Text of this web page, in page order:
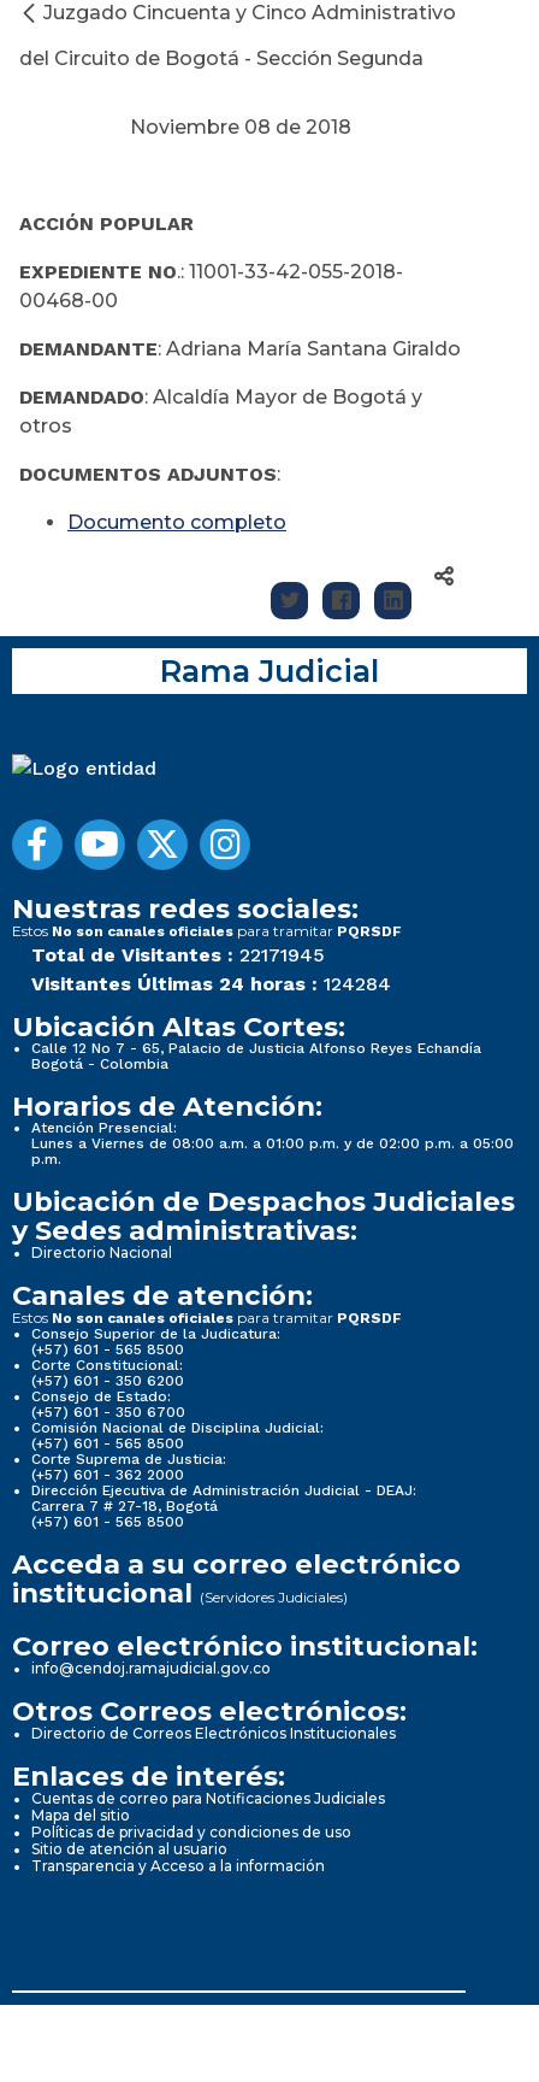
Juzgado Cincuenta y Cinco Administrativo
del Circuito de Bogotá - Sección Segunda
Noviembre 08 de 2018
ACCIÓN POPULAR
EXPEDIENTE NO.: 11001-33-42-055-2018-
00468-00
DEMANDANTE: Adriana María Santana Giraldo
DEMANDADO: Alcaldía Mayor de Bogotá y
otros
DOCUMENTOS ADJUNTOS:
Documento completo
Rama Judicial
Nuestras redes sociales:
Estos No son canales oficiales para tramitar PQRSDF
Total de Visitantes : 22171945
Visitantes Últimas 24 horas : 124284
Ubicación Altas Cortes:
Calle 12 No 7 - 65, Palacio de Justicia Alfonso Reyes Echandía
Bogotá - Colombia
Horarios de Atención:
Atención Presencial:
Lunes a Viernes de 08:00 a.m. a 01:00 p.m. y de 02:00 p.m. a 05:00
p.m.
Ubicación de Despachos Judiciales
y Sedes administrativas:
Directorio Nacional
Canales de atención:
Estos No son canales oficiales para tramitar PQRSDF
Consejo Superior de la Judicatura:
(+57) 601 - 565 8500
Corte Constitucional:
(+57) 601 - 350 6200
Consejo de Estado:
(+57) 601 - 350 6700
Comisión Nacional de Disciplina Judicial:
(+57) 601 - 565 8500
Corte Suprema de Justicia:
(+57) 601 - 362 2000
Dirección Ejecutiva de Administración Judicial - DEAJ:
Carrera 7 # 27-18, Bogotá
(+57) 601 - 565 8500
Acceda a su correo electrónico
institucional (Servidores Judiciales)
Correo electrónico institucional:
info@cendoj.ramajudicial.gov.co
Otros Correos electrónicos:
Directorio de Correos Electrónicos Institucionales
Enlaces de interés:
Cuentas de correo para Notificaciones Judiciales
Mapa del sitio
Políticas de privacidad y condiciones de uso
Sitio de atención al usuario
Transparencia y Acceso a la información